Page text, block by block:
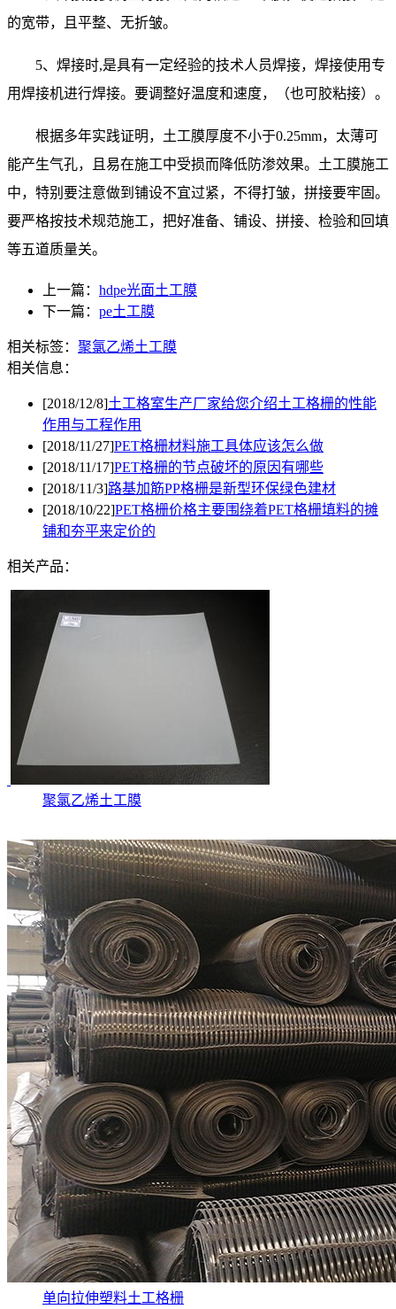
的宽带，且平整、无折皱。
5、焊接时,是具有一定经验的技术人员焊接，焊接使用专
用焊接机进行焊接。要调整好温度和速度，（也可胶粘接）。
根据多年实践证明，土工膜厚度不小于0.25mm，太薄可
能产生气孔，且易在施工中受损而降低防渗效果。土工膜施工
中，特别要注意做到铺设不宜过紧，不得打皱，拼接要牢固。
要严格按技术规范施工，把好准备、铺设、拼接、检验和回填
等五道质量关。
上一篇： hdpe光面土工膜
下一篇： pe土工膜
相关标签： 聚氯乙烯土工膜
相关信息：
[2018/12/8]土工格室生产厂家给您介绍土工格栅的性能
作用与工程作用
[2018/11/27]PET格栅材料施工具体应该怎么做
[2018/11/17]PET格栅的节点破坏的原因有哪些
[2018/11/3]路基加筋PP格栅是新型环保绿色建材
[2018/10/22]PET格栅价格主要围绕着PET格栅填料的摊
铺和夯平来定价的
相关产品：
聚氯乙烯土工膜
单向拉伸塑料土工格栅